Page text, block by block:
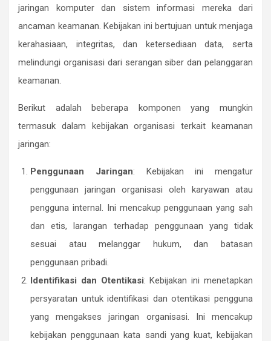
jaringan komputer dan sistem informasi mereka dari
ancaman keamanan. Kebijakan ini bertujuan untuk menjaga
kerahasiaan, integritas, dan ketersediaan data, serta
melindungi organisasi dari serangan siber dan pelanggaran
keamanan.
Berikut adalah beberapa komponen yang mungkin
termasuk dalam kebijakan organisasi terkait keamanan
jaringan:
Penggunaan Jaringan: Kebijakan ini mengatur
penggunaan jaringan organisasi oleh karyawan atau
pengguna internal. Ini mencakup penggunaan yang sah
dan etis, larangan terhadap penggunaan yang tidak
sesuai atau melanggar hukum, dan batasan
penggunaan pribadi.
Identifikasi dan Otentikasi: Kebijakan ini menetapkan
persyaratan untuk identifikasi dan otentikasi pengguna
yang mengakses jaringan organisasi. Ini mencakup
kebijakan penggunaan kata sandi yang kuat, kebijakan